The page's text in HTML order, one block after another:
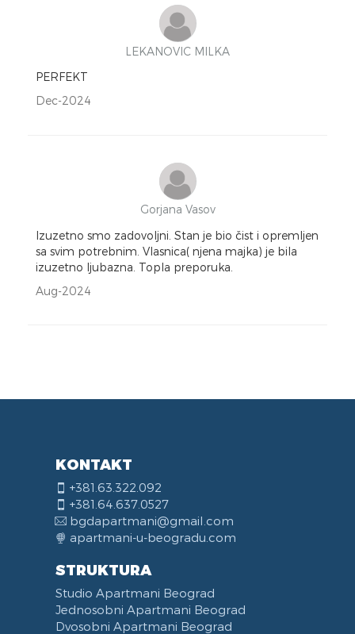
LEKANOVIC MILKA
PERFEKT
Dec-2024
Gorjana Vasov
Izuzetno smo zadovoljni. Stan je bio čist i opremljen
sa svim potrebnim. Vlasnica( njena majka) je bila
izuzetno ljubazna. Topla preporuka.
Aug-2024
KONTAKT
+381.63.322.092
+381.64.637.0527
bgdapartmani@gmail.com
apartmani-u-beogradu.com
STRUKTURA
Studio Apartmani Beograd
Jednosobni Apartmani Beograd
Dvosobni Apartmani Beograd